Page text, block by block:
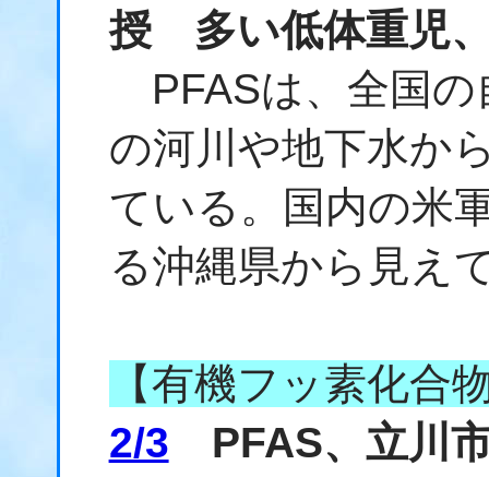
授 多い低体重児
PFASは、全国の
の河川や地下水か
ている。国内の米
る沖縄県から見え
【有機フッ素化合
2/3 PFAS、立川